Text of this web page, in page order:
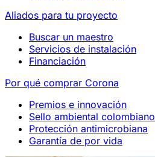
Aliados para tu proyecto
Buscar un maestro
Servicios de instalación
Financiación
Por qué comprar Corona
Premios e innovación
Sello ambiental colombiano
Protección antimicrobiana
Garantía de por vida